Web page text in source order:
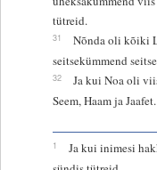
tütreid.
31
Nõnda oli kõiki
seitsekümmend
32
Ja kui Noa oli
Seem, Haam ja Jaafet.
1
Ja kui inimesi